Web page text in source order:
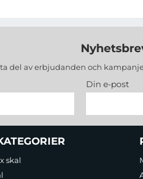
del av erbjudanden och
Din e-post
skal